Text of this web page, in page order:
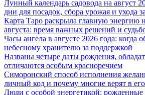
Лунный календарь садовода на август
дни для посадок, сбора урожая и ухода
Карта Таро раскрыла главную энергию
августа: время важных решений и
Часы ангела в августе 2026 года: когда
небесному хранителю за поддержкой
Названы четыре даты рождения,
отличаются особым красноречием
Симоронский способ исполнения
личный код и почему многие верят в
Люди с особой энергетикой: рожденные